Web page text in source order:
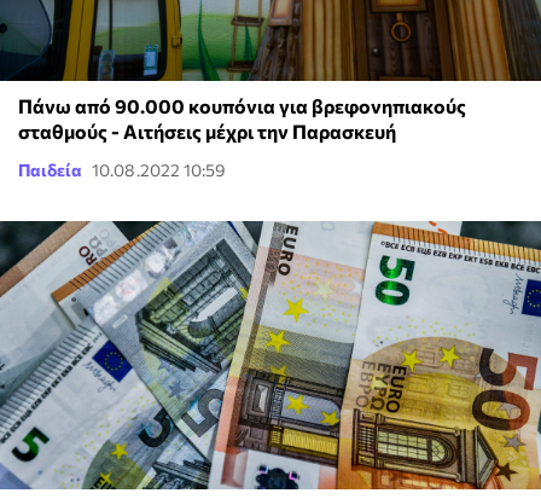
Πάνω από 90.000 κουπόνια για βρεφονηπιακούς
σταθμούς - Αιτήσεις μέχρι την Παρασκευή
Παιδεία 10.08.2022 10:59